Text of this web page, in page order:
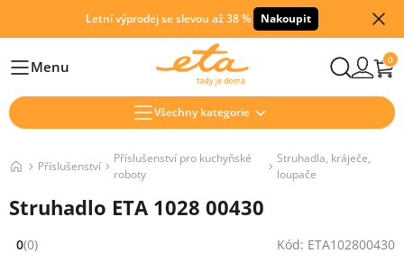
Letní výprodej se slevou až 38 % Nakoupit
HlavníMenu 0
Všechny kategorie
Příslušenství
Příslušenství pro kuchyňské
roboty
Struhadla, kráječe,
loupače
Struhadlo ETA 1028 00430
Hodnocení: 0 z 5 (0 recenzí)
0(0) Kód: ETA102800430